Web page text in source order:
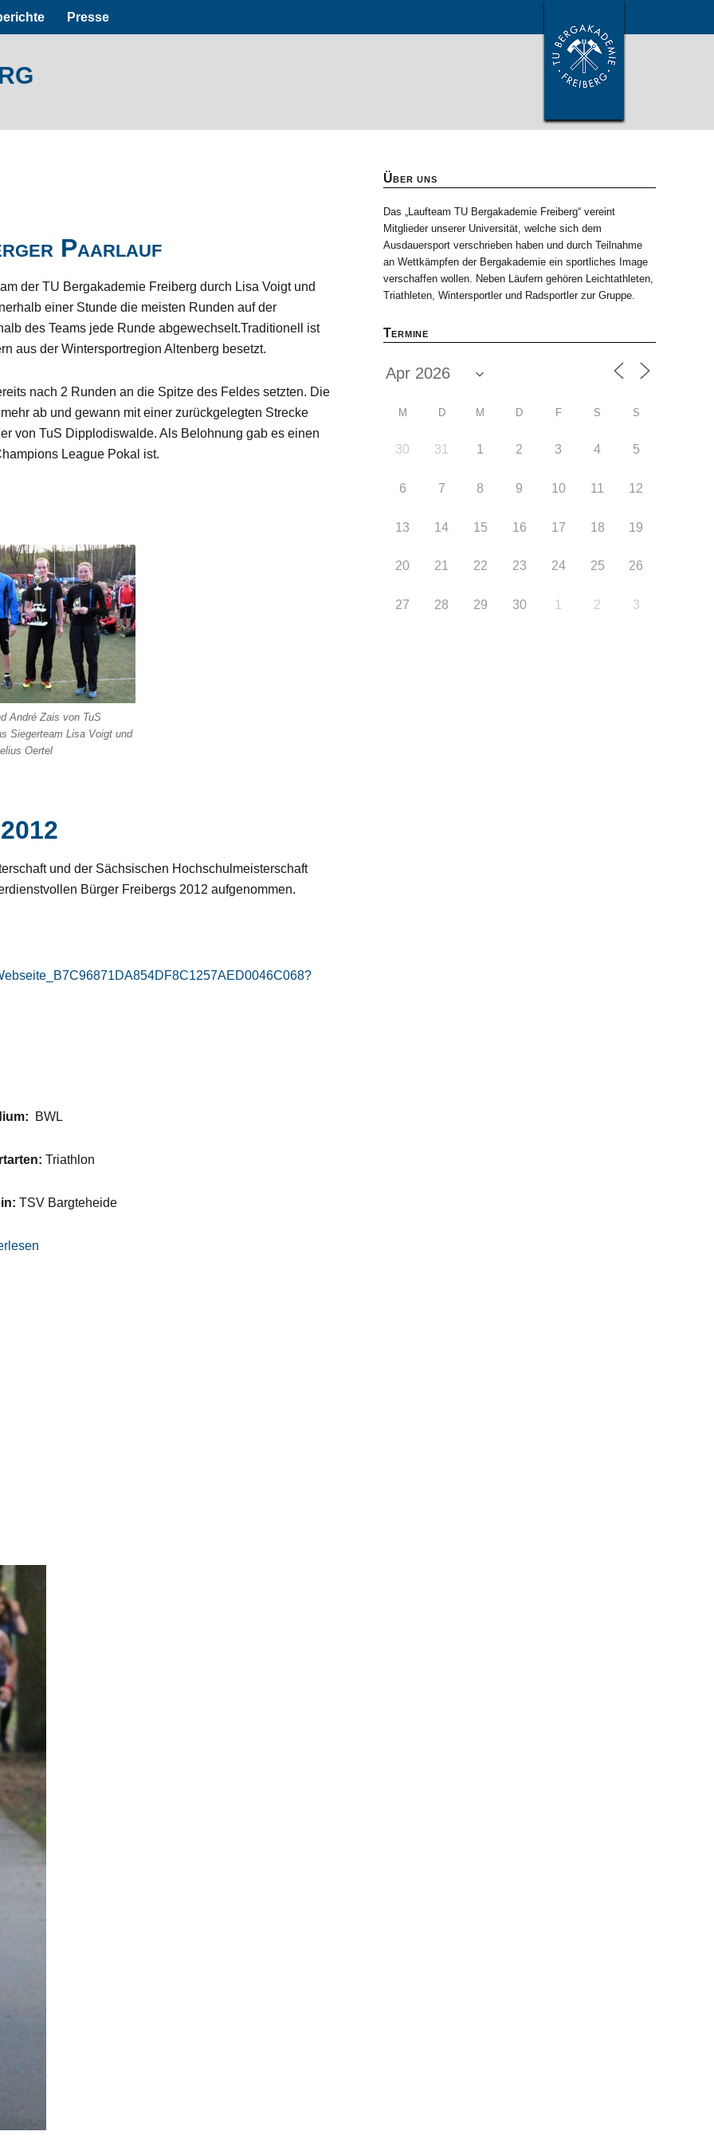
Presse
Paarlauf
der TU Bergakademie Freiberg durch Lisa Voigt und
einer Stunde die meisten Runden auf der
des Teams jede Runde abgewechselt.Traditionell ist
aus der Wintersportregion Altenberg besetzt.
nach 2 Runden an die Spitze des Feldes setzten. Die
ab und gewann mit einer zurückgelegten Strecke
von TuS Dipplodiswalde. Als Belohnung gab es einen
League Pokal ist.
André Zais von TuS
Siegerteam Lisa Voigt und
Oertel
und der Sächsischen Hochschulmeisterschaft
Bürger Freibergs 2012 aufgenommen.
BWL
Triathlon
TSV Bargteheide
Schott“
Über uns
Das „Laufteam TU Bergakademie Freiberg“ vereint
Mitglieder unserer Universität, welche sich dem
Ausdauersport verschrieben haben und durch Teilnahme
an Wettkämpfen der Bergakademie ein sportliches Image
verschaffen wollen. Neben Läufern gehören Leichtathleten,
Triathleten, Wintersportler und Radsportler zur Gruppe.
Termine
M D M D F S S
30 31 1 2 3 4 5
6 7 8 9 10 11 12
13 14 15 16 17 18 19
20 21 22 23 24 25 26
27 28 29 30 1 2 3